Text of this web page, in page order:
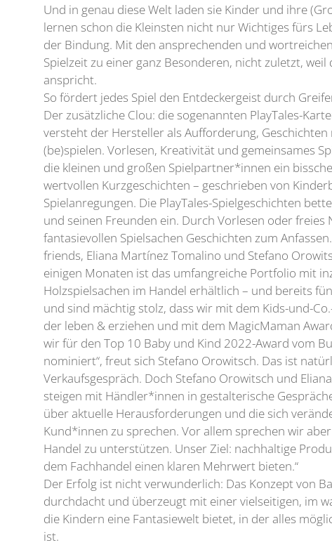
Und in genau diese Welt laden sie Kinder und ihre
lernen schon die Kleinsten nicht nur Wichtiges fürs
der Bindung. Mit den ansprechenden und
Spielzeit zu einer ganz Besonderen, nicht zuletzt,
anspricht.
So fördert jedes Spiel den Entdeckergeist durch
Der zusätzliche Clou: die sogenannten PlayTales-
versteht der Hersteller als Aufforderung,
(be)spielen. Vorlesen, Kreativität und gemeinsames
die kleinen und großen Spielpartner*innen ein
wertvollen Kurzgeschichten – geschrieben von
Spielanregungen. Die PlayTales-Spielgeschichten
und seinen Freunden ein. Durch Vorlesen oder
fantasievollen Spielsachen Geschichten zum
friends, Eliana Martínez Tomalino und Stefano
einigen Monaten ist das umfangreiche Portfolio mit
Holzspielsachen im Handel erhältlich – und bereits
und sind mächtig stolz, dass wir mit dem Kids-und-
der leben & erziehen und mit dem MagicMaman
wir für den Top 10 Baby und Kind 2022-Award vom
nominiert“, freut sich Stefano Orowitsch. Das ist
Verkaufsgespräch. Doch Stefano Orowitsch und
steigen mit Händler*innen in gestalterische
über aktuelle Herausforderungen und die sich
Kund*innen zu sprechen. Vor allem sprechen wir
Handel zu unterstützen. Unser Ziel: nachhaltige
dem Fachhandel einen klaren Mehrwert bieten.“
Der Erfolg ist nicht verwunderlich: Das Konzept von
durchdacht und überzeugt mit einer vielseitigen, im
die Kindern eine Fantasiewelt bietet, in der alles
ist.